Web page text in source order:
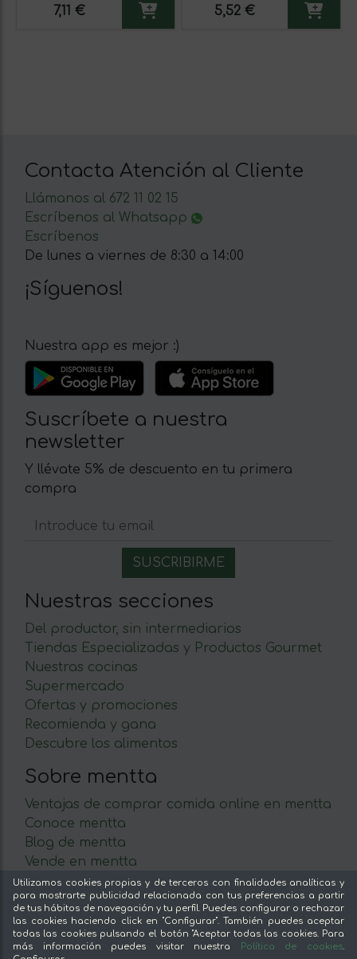
7,11 € 5,52 €
Contacta Atención al Cliente
Llámanos al 672 11 02 15
Escríbenos al Whatsapp
Escríbenos
De lunes a viernes de 8:30 a 14:00
¡Síguenos!
Nuestra app es mejor :)
Suscríbete a nuestra
newsletter
Y llévate 5% de descuento en tu primera
compra
Nuestras secciones
Del productor, sin intermediarios
Tiendas Especializadas y Productos Gourmet
Nuestras cocinas
Supermercado
Ofertas y promociones
Recomienda y gana
Descubre los alimentos
Sobre mentta
Ventajas de comprar comida online en mentta
Conoce mentta
Blog de mentta
Vende en mentta
Fidelización
Preguntas frecuentes
Legal
Utilizamos cookies propias y de terceros con finalidades analíticas y
para mostrarte publicidad relacionada con tus preferencias a partir
de tus hábitos de navegación y tu perfil. Puedes configurar o rechazar
las cookies haciendo click en "Configurar". También puedes aceptar
todas las cookies pulsando el botón "Aceptar todas las cookies. Para
más información puedes visitar nuestra
Política de cookies.